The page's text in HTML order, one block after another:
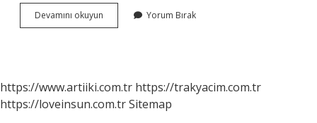
Devamını okuyun
Küçük
Yorum Bırak
https://www.artiiki.com.tr https://trakyacim.com.tr
https://loveinsun.com.trSitemap